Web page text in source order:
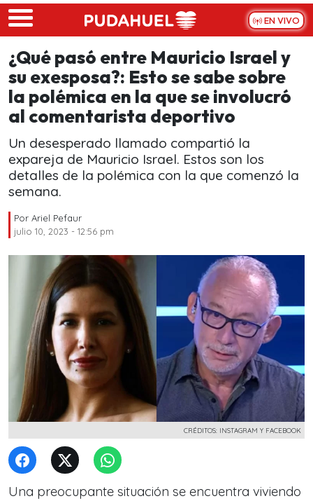
Skip to main content
EN VIVO
¿Qué pasó entre Mauricio Israel y
su exesposa?: Esto se sabe sobre
la polémica en la que se involucró
al comentarista deportivo
Un desesperado llamado compartió la
expareja de Mauricio Israel. Estos son los
detalles de la polémica con la que comenzó la
semana.
Por Ariel Pefaur
julio 10, 2023 - 12:56 pm
CRÉDITOS: INSTAGRAM Y FACEBOOK
Una preocupante situación se encuentra viviendo